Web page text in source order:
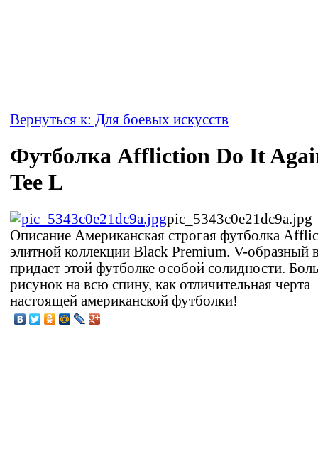
Вернуться к: Для боевых искусств
Футболка Affliction Do It
Tee L
pic_5343c0e21dc9a.jpg
Описание Американская строгая футболка
элитной коллекции Black Premium. V-образный
придает этой футболке особой солидности.
рисунок на всю спину, как отличительная черта
настоящей американской футболки!